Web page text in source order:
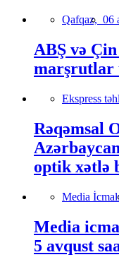
Qafqaz, 06
ABŞ və
marşrutlar
Ekspress
Rəqəmsal
optik xətlə
Media
Media
5 avqust